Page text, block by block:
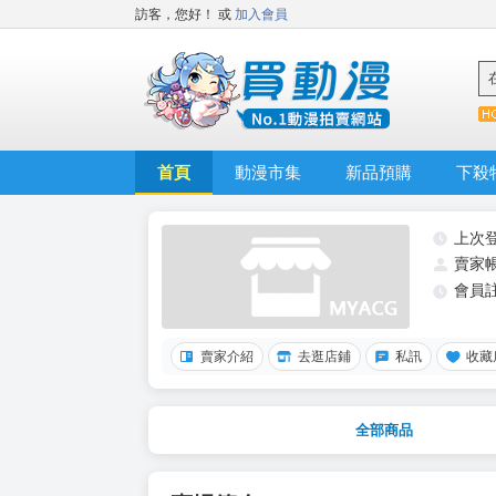
訪客，您好！ 或 加入會員
首頁 動漫市集 新品預購 下殺
上次
賣家
會員
賣家介紹 去逛店鋪 私訊 收藏
全部商品